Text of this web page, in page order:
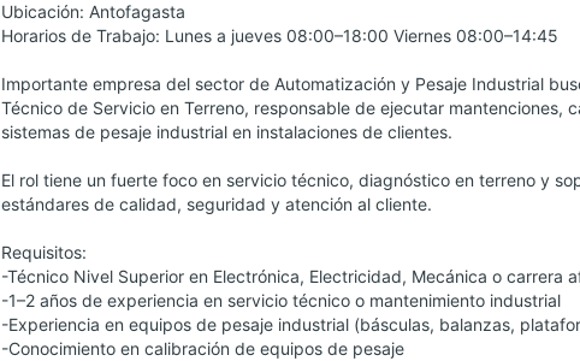
Ubicación: Antofagasta
Horarios de Trabajo: Lunes a jueves 08:00–18:00 Viernes 08:00–14:45
Importante empresa del sector de Automatización y Pesaje Industrial
Técnico de Servicio en Terreno, responsable de ejecutar mantenciones,
sistemas de pesaje industrial en instalaciones de clientes.
El rol tiene un fuerte foco en servicio técnico, diagnóstico en terreno y
estándares de calidad, seguridad y atención al cliente.
Requisitos:
-Técnico Nivel Superior en Electrónica, Electricidad, Mecánica o carrera
-1–2 años de experiencia en servicio técnico o mantenimiento industrial
-Experiencia en equipos de pesaje industrial (básculas, balanzas,
-Conocimiento en calibración de equipos de pesaje